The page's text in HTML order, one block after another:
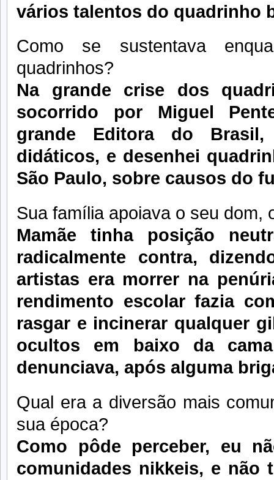
vários talentos do quadrinho
Como se sustentava
quadrinhos?
Na grande crise dos
socorrido por Miguel
grande Editora do Brasil,
didáticos, e desenhei
São Paulo, sobre causos do
Sua família apoiava o seu dom,
Mamãe tinha posição
radicalmente contra,
artistas era morrer na
rendimento escolar fazia
rasgar e incinerar qualquer
ocultos em baixo da
denunciava, após alguma
Qual era a diversão mais
sua época?
Como pôde perceber, eu
comunidades nikkeis, e não